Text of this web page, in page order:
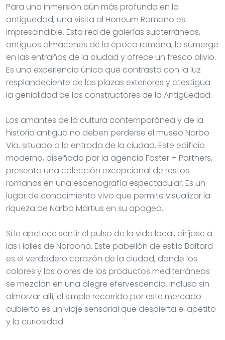
Para una inmersión aún más profunda en la
antigüedad, una visita al Horreum Romano es
imprescindible. Esta red de galerías subterráneas,
antiguos almacenes de la época romana, lo sumerge
en las entrañas de la ciudad y ofrece un fresco alivio.
Es una experiencia única que contrasta con la luz
resplandeciente de las plazas exteriores y atestigua
la genialidad de los constructores de la Antigüedad.
Los amantes de la cultura contemporánea y de la
historia antigua no deben perderse el museo Narbo
Via, situado a la entrada de la ciudad. Este edificio
moderno, diseñado por la agencia Foster + Partners,
presenta una colección excepcional de restos
romanos en una escenografía espectacular. Es un
lugar de conocimiento vivo que permite visualizar la
riqueza de Narbo Martius en su apogeo.
Si le apetece sentir el pulso de la vida local, diríjase a
las Halles de Narbona. Este pabellón de estilo Baltard
es el verdadero corazón de la ciudad, donde los
colores y los olores de los productos mediterráneos
se mezclan en una alegre efervescencia. Incluso sin
almorzar allí, el simple recorrido por este mercado
cubierto es un viaje sensorial que despierta el apetito
y la curiosidad.